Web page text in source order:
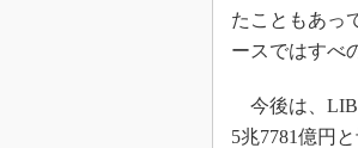
たこともあっ
ースではすべ
今後は、LIB
5兆7781億円と